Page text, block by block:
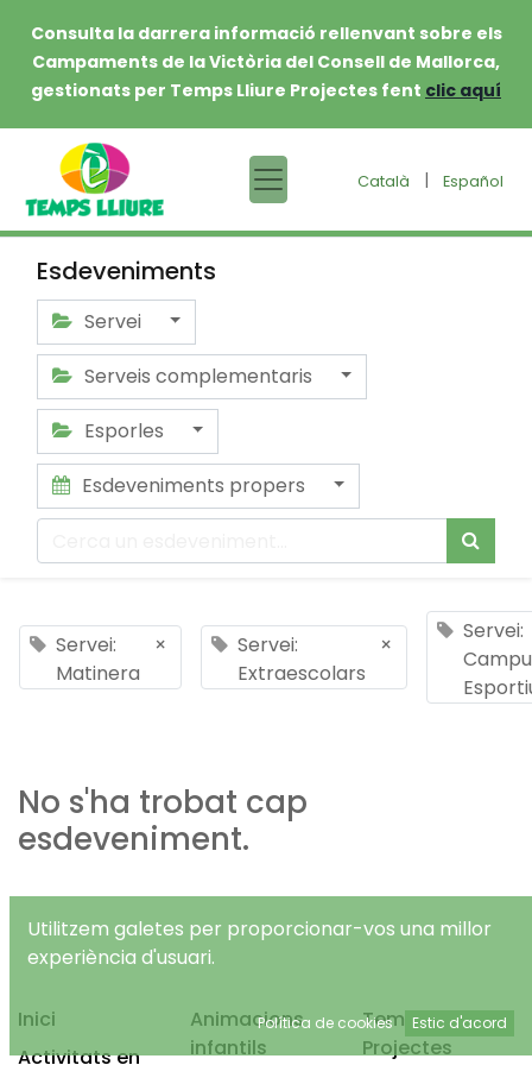
Consulta la darrera informació rellenvant sobre els
Campaments de la Victòria del Consell de Mallorca,
gestionats per Temps Lliure Projectes fent clic aquí
Català | Español
Esdeveniments
Servei
Serveis complementaris
Esporles
Esdeveniments propers
Servei:
Matinera
×
Servei:
Extraescolars
×
Servei:
No s'ha trobat cap
esdeveniment.
Inici
Activitats en
Animacions
infantils
Temps Lliure
Projectes
Utilitzem galetes per proporcionar-vos una millor
experiència d'usuari.
Política de cookies Estic d'acord